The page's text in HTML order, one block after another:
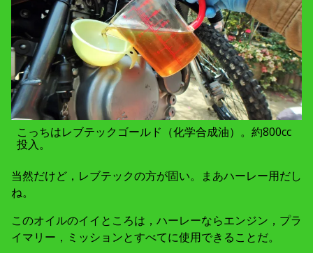
こっちはレブテックゴールド（化学合成油）。約800cc
投入。
当然だけど，レブテックの方が固い。まあハーレー用だし
ね。
このオイルのイイところは，ハーレーならエンジン，プラ
イマリー，ミッションとすべてに使用できることだ。